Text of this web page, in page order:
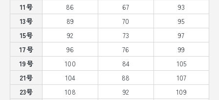
11号
86 67
93
13号
89 70
95
15号
92 73
97
17号
96 76
99
19号
100 84
105
21号
104 88
107
23号
108 92
109